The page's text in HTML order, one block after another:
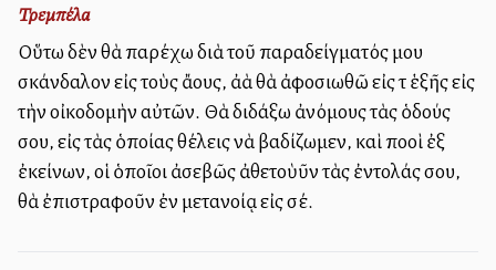
Τρεμπέλα
Οὕτω δὲν θὰ παρέχω διὰ τοῦ παραδείγματός μου
σκάνδαλον εἰς τοὺς ἄλλους, ἀλλὰ θὰ ἀφοσιωθῶ εἰς τὸ ἑξῆς εἰς
τὴν οἰκοδομὴν αὐτῶν. Θὰ διδάξω ἀνόμους τὰς ὁδούς
σου, εἰς τὰς ὁποίας θέλεις νὰ βαδίζωμεν, καὶ πολλοὶ ἐξ
ἐκείνων, οἱ ὁποῖοι ἀσεβῶς ἀθετοὺῦν τὰς ἐντολάς σου,
θὰ ἐπιστραφοῦν ἐν μετανοίᾳ εἰς σέ.